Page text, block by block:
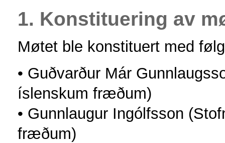
1. Konstituering av
Møtet ble konstituert med
• Guðvarður Már
íslenskum fræðum)
• Gunnlaugur Ingólfsson
fræðum)